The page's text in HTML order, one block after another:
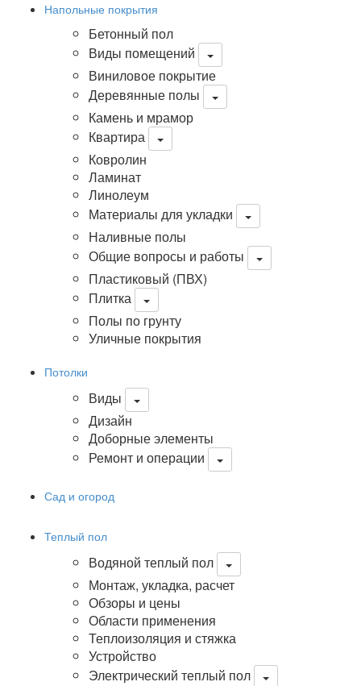
Напольные покрытия
Бетонный пол
Виды помещений
Виниловое покрытие
Деревянные полы
Камень и мрамор
Квартира
Ковролин
Ламинат
Линолеум
Материалы для укладки
Наливные полы
Общие вопросы и работы
Пластиковый (ПВХ)
Плитка
Полы по грунту
Уличные покрытия
Потолки
Виды
Дизайн
Доборные элементы
Ремонт и операции
Сад и огород
Теплый пол
Водяной теплый пол
Монтаж, укладка, расчет
Обзоры и цены
Области применения
Теплоизоляция и стяжка
Устройство
Электрический теплый пол